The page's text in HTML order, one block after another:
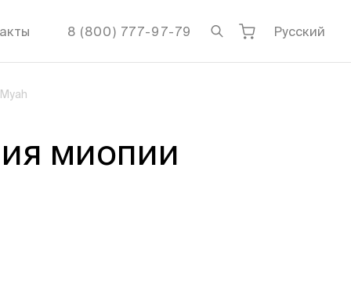
8 (800) 777-97-79 Русский
миопии